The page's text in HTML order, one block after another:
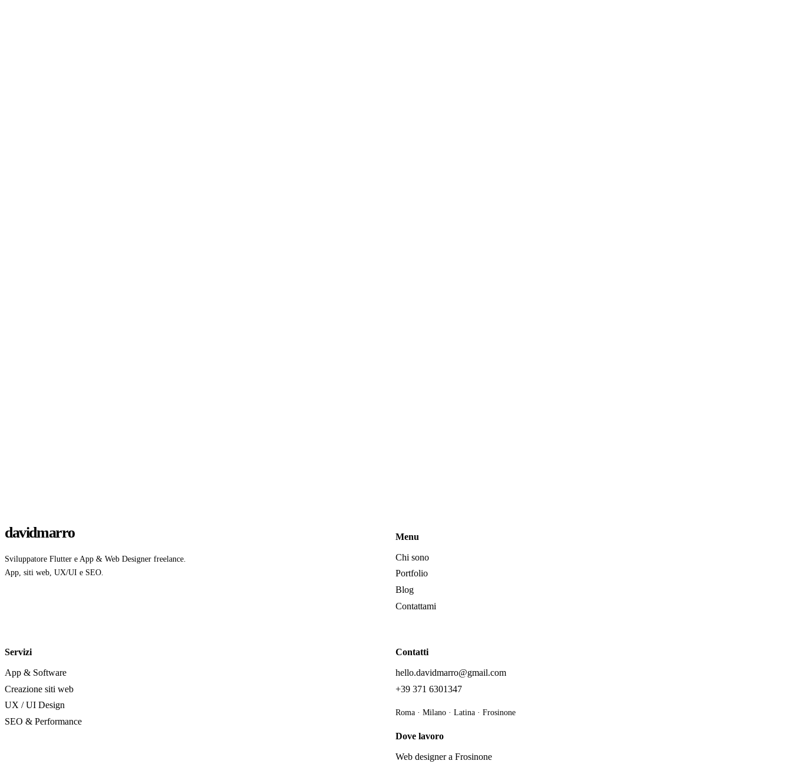
davidmarro
Sviluppatore Flutter e App & Web Designer freelance.
App, siti web, UX/UI e SEO.
Menu
Chi sono
Portfolio
Blog
Contattami
Servizi
App & Software
Creazione siti web
UX / UI Design
SEO & Performance
Contatti
hello.davidmarro@gmail.com
+39 371 6301347
Roma · Milano · Latina · Frosinone
Dove lavoro
Web designer a Frosinone